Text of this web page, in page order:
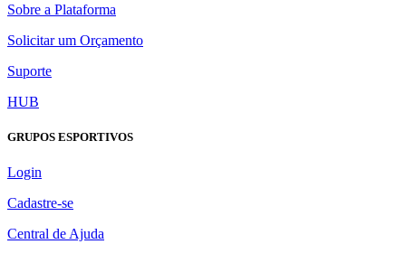
Sobre a Plataforma
Solicitar um Orçamento
Suporte
HUB
GRUPOS ESPORTIVOS
Login
Cadastre-se
Central de Ajuda